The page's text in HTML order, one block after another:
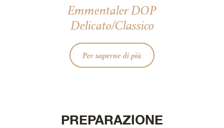
Emmentaler DOP
Delicato/Classico
Per saperne di più
PREPARAZIONE